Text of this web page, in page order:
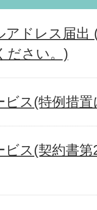
アドレス届出
ださい。)
ビス(特例措
ビス(契約書